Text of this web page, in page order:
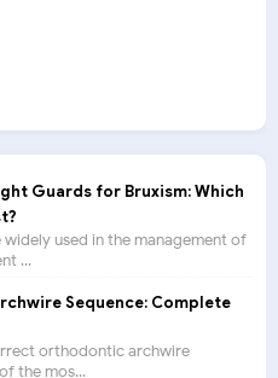
Guards for Bruxism: Which
used in the management of
...
Sequence: Complete
orthodontic archwire
the mos...